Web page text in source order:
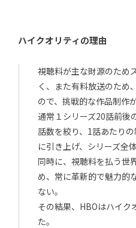
ハイクオリティの理由
視聴料が主な財源のため
く、また有料放送のため
ので、挑戦的な作品制作
通常１シリーズ20話前後
話数を絞り、1話あたり
に引き上げ、シリーズ全
同時に、視聴料を払う世
め、常に革新的で魅力的
ない。
その結果、HBOはハイク
た。